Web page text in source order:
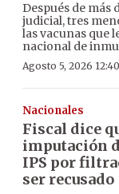
Después de más
judicial, tres
las vacunas que
nacional de
Agosto 5, 2026
Nacionales
Fiscal dice
imputación
IPS por
ser recusado